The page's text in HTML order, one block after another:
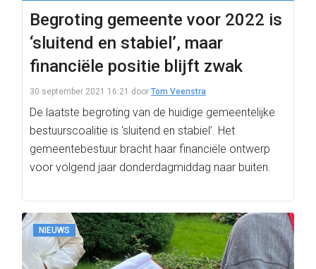
Begroting gemeente voor 2022 is
‘sluitend en stabiel’, maar
financiële positie blijft zwak
30 september 2021 16:21 door Tom Veenstra
De laatste begroting van de huidige gemeentelijke
bestuurscoalitie is ‘sluitend en stabiel’. Het
gemeentebestuur bracht haar financiële ontwerp
voor volgend jaar donderdagmiddag naar buiten.
NIEUWS